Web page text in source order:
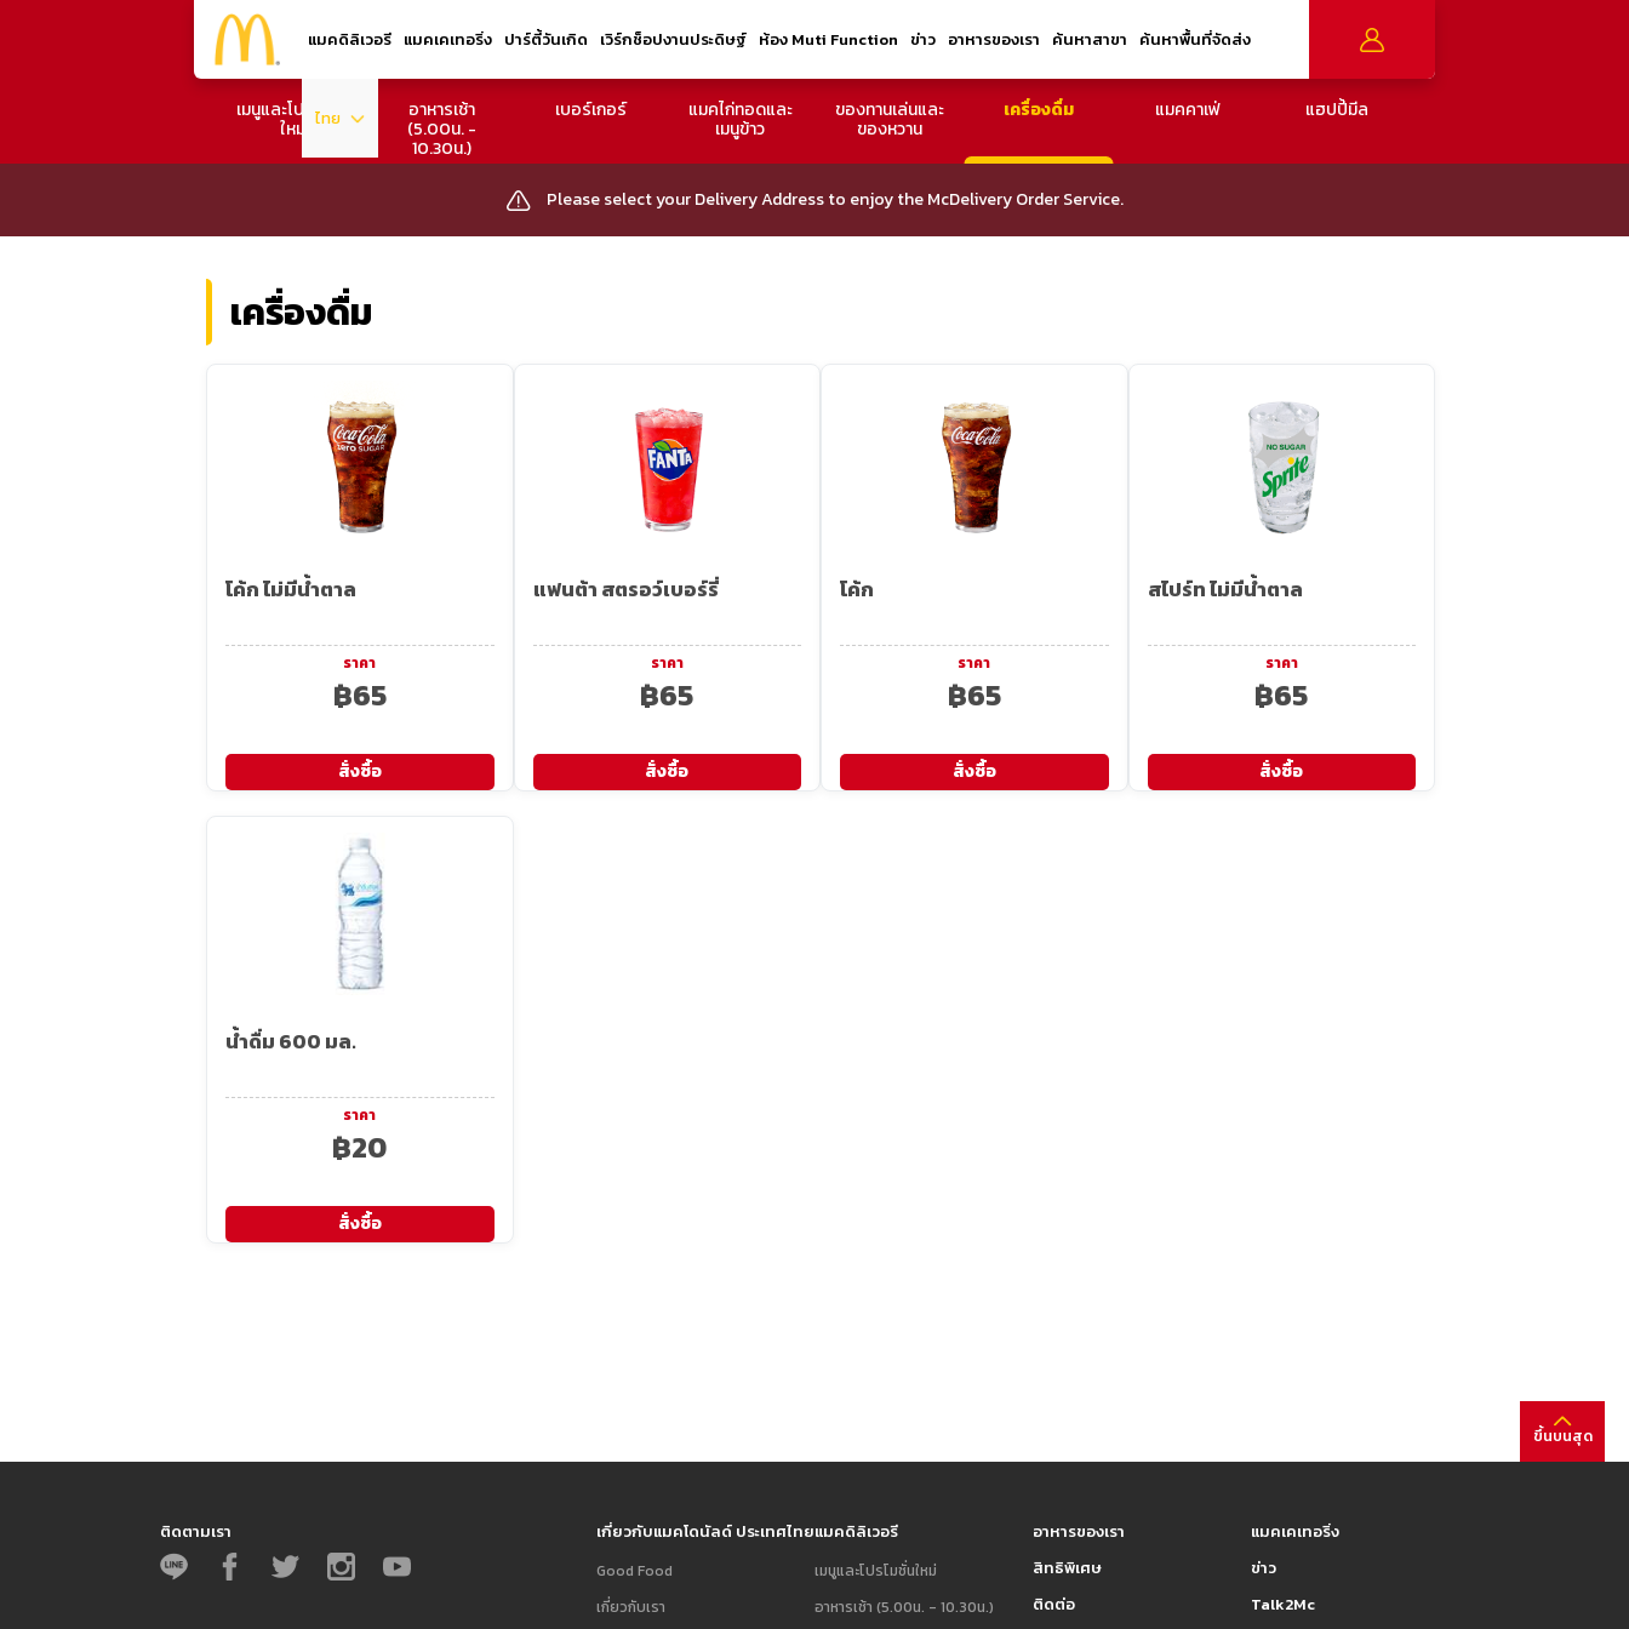
แมคดิลิเวอรี แมคเคเทอริ่ง ปาร์ตี้วันเกิด เวิร์กช็อปงานประดิษฐ์ ห้อง Muti Function ข่าว อาหารของเรา ค้นหาสาขา ค้นหาพื้นที่จัดส่ง
ไทย
เมนูและโปรโมชั่น
ใหม่
อาหารเช้า
(5.00น. -
10.30น.)
เบอร์เกอร์ แมคไก่ทอดและ
เมนูข้าว
ของทานเล่นและ
ของหวาน
เครื่องดื่ม แมคคาเฟ่ แฮปปี้มีล
Please select your Delivery Address to enjoy the McDelivery Order Service.
เครื่องดื่ม
โค้ก ไม่มีน้ำตาล
ราคา
฿65
สั่งซื้อ
แฟนต้า สตรอว์เบอร์รี่
ราคา
฿65
สั่งซื้อ
โค้ก
ราคา
฿65
สั่งซื้อ
สไปร์ท ไม่มีน้ำตาล
ราคา
฿65
สั่งซื้อ
น้ำดื่ม 600 มล.
ราคา
฿20
สั่งซื้อ
ขึ้นบนสุด
ติดตามเรา เกี่ยวกับแมคโดนัลด์ ประเทศไทย
Good Food
เกี่ยวกับเรา
แมคดิลิเวอรี
เมนูและโปรโมชั่นใหม่
อาหารเช้า (5.00น. - 10.30น.)
อาหารของเรา
สิทธิพิเศษ
ติดต่อ
แมคเคเทอริ่ง
ข่าว
Talk2Mc